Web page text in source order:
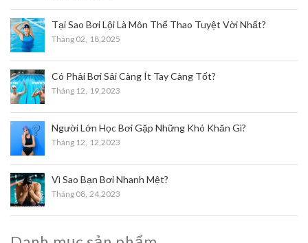
Tại Sao Bơi Lội Là Môn Thể Thao Tuyệt Vời Nhất?
Tháng 02, 18,2025
Có Phải Bơi Sải Càng Ít Tay Càng Tốt?
Tháng 12, 19,2023
Người Lớn Học Bơi Gặp Những Khó Khăn Gì?
Tháng 12, 12,2023
Vì Sao Bạn Bơi Nhanh Mệt?
Tháng 08, 24,2023